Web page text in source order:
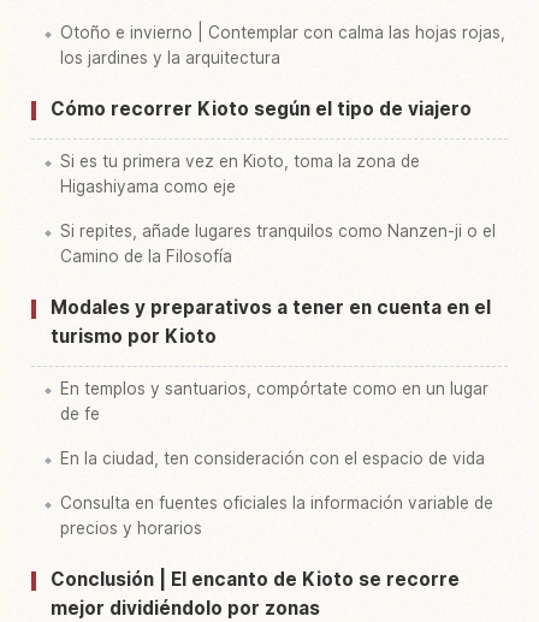
Otoño e invierno | Contemplar con calma las hojas rojas,
los jardines y la arquitectura
Cómo recorrer Kioto según el tipo de viajero
Si es tu primera vez en Kioto, toma la zona de
Higashiyama como eje
Si repites, añade lugares tranquilos como Nanzen-ji o el
Camino de la Filosofía
Modales y preparativos a tener en cuenta en el
turismo por Kioto
En templos y santuarios, compórtate como en un lugar
de fe
En la ciudad, ten consideración con el espacio de vida
Consulta en fuentes oficiales la información variable de
precios y horarios
Conclusión | El encanto de Kioto se recorre
mejor dividiéndolo por zonas